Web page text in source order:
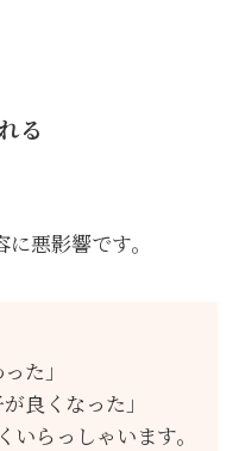
る
悪影響です。
た」
良くなった」
いらっしゃいます。